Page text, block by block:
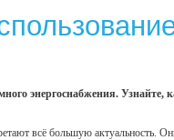
энергоснабжения. Узнайте,
всё большую актуальность.